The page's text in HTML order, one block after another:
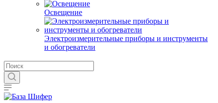
Освещение
Электроизмерительные приборы и инструменты
и обогреватели